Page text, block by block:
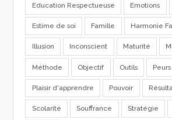
Education Respectueuse Emotions
Estime de soi Famille Harmonie
Illusion Inconscient Maturité
Méthode Objectif Outils Peurs
Plaisir d'apprendre Pouvoir
Scolarité Souffrance Stratégie